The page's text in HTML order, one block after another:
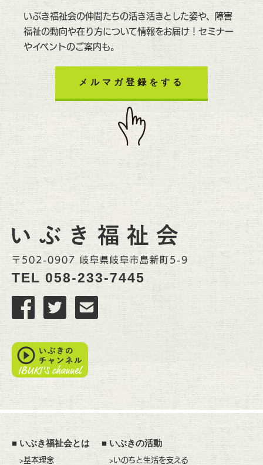
いぶき福祉会の仲間たちの活き活きとした姿や、障害
福祉の動向や在り方について情報をお届け！セミナー
やイベントのご案内も。
メルマガ登録をする
〒502-0907 岐阜県岐阜市島新町5-9
TEL 058-233-7445
■ いぶき福祉会とは
>基本理念
■いぶきの活動
>いのちと生活を支える